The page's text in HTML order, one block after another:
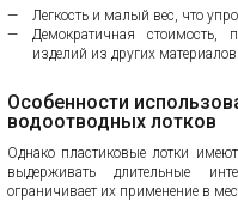
Легкость и малый вес, что
Демократичная стоимость,
изделий из других материалов.
Особенности
водоотводных лотков
Однако пластиковые лотки
выдерживать длительные
ограничивает их применение в